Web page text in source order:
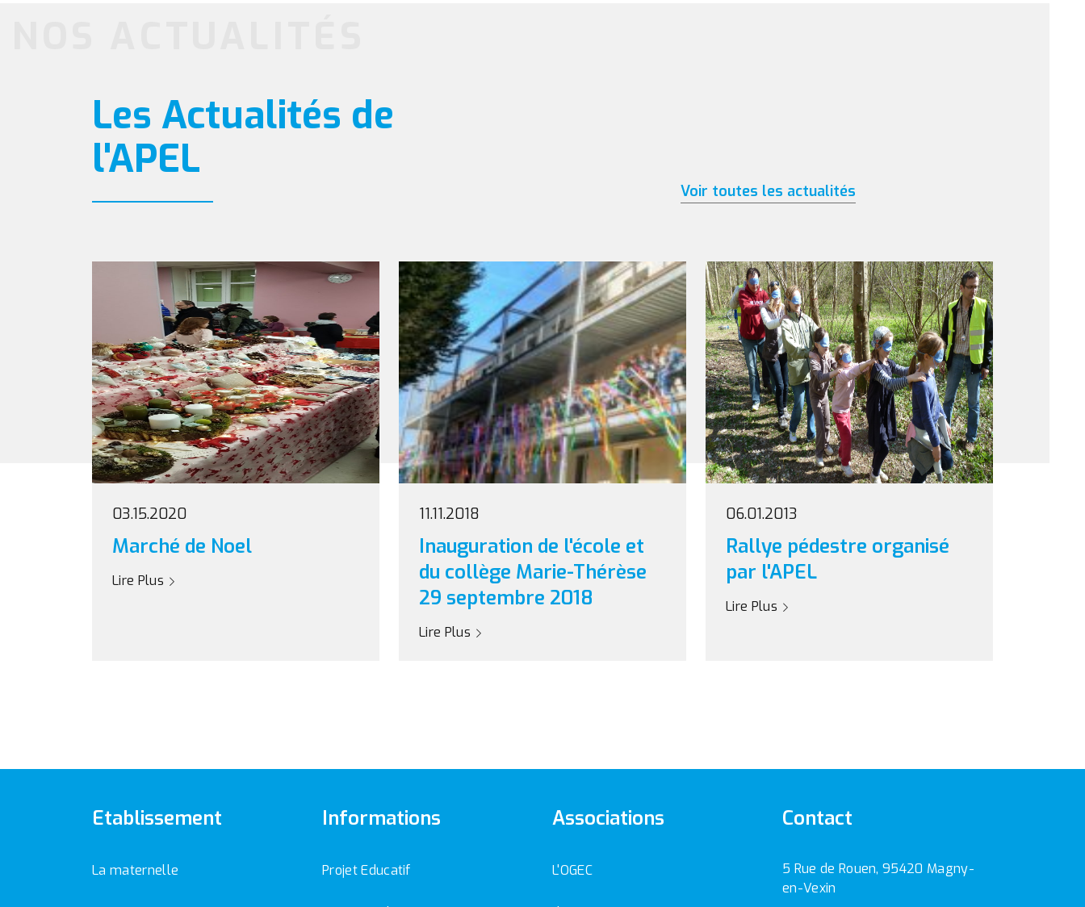
Les Actualités de
l'APEL
03.15.2020
Marché de Noel
Lire Plus
11.11.2018
Inauguration de l'école et
du collège Marie-Thérèse
29 septembre 2018
Lire Plus
06.01.2013
Rallye pédestre organisé
par l'APEL
Lire Plus
Voir toutes les actualités
Etablissement
La maternelle
Informations
Projet Educatif
Associations
L'OGEC
Contact
5 Rue de Rouen, 95420 Magny-
en-Vexin